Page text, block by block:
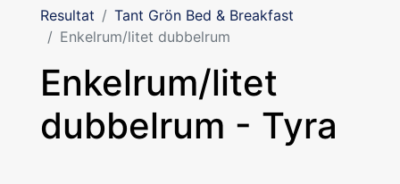
Resultat
Tant Grön Bed & Breakfast
Enkelrum/litet dubbelrum
Enkelrum/litet
dubbelrum - Tyra